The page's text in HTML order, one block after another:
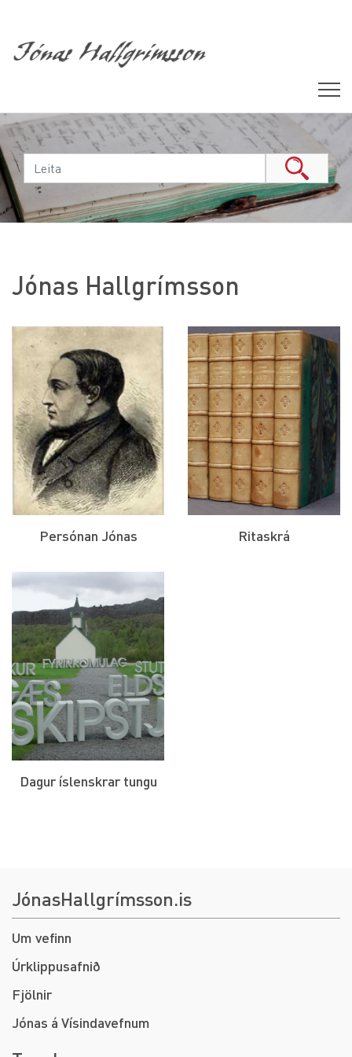
Jónas Hallgrímsson
Persónan Jónas Ritaskrá
Dagur íslenskrar tungu
JónasHallgrímsson.is
Um vefinn
Úrklippusafnið
Fjölnir
Jónas á Vísindavefnum